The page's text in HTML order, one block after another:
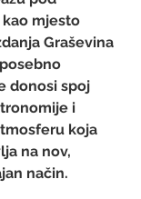
mjesto
Graševina
donosi spoj
i
koja
na nov,
način.